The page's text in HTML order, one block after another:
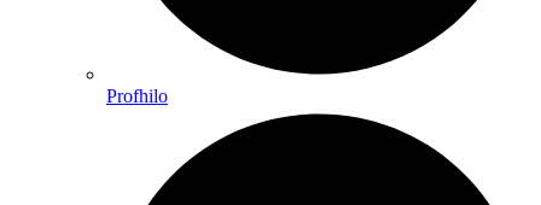
Profhilo